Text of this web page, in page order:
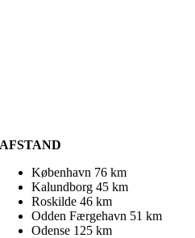
AFSTAND
København 76 km
Kalundborg 45 km
Roskilde 46 km
Odden Færgehavn 51 km
Odense 125 km